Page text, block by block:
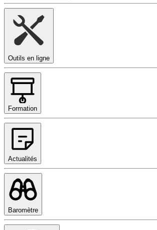
Outils en ligne
Formation
Actualités
Baromètre